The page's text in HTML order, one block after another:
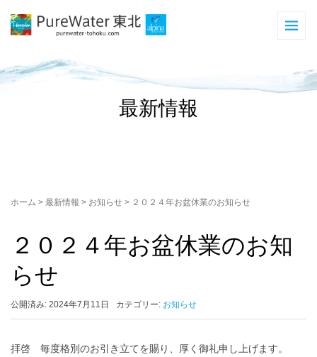
最新情報
ホーム > 最新情報 > お知らせ > ２０２４年お盆休業のお知らせ
２０２４年お盆休業のお知
らせ
公開済み: 2024年7月11日 カテゴリー: お知らせ
拝啓 毎度格別のお引き立てを賜り、厚く御礼申し上げます。